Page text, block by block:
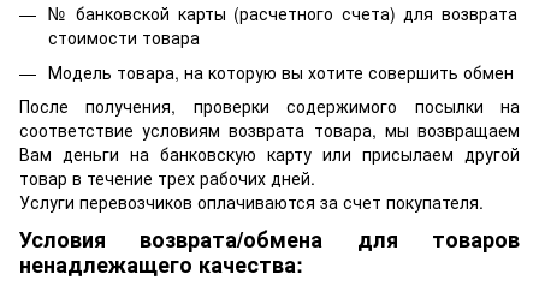
№ банковской карты (расчетного счета) для возврата
стоимости товара
Модель товара, на которую вы хотите совершить обмен
После получения, проверки содержимого посылки на
соответствие условиям возврата товара, мы возвращаем
Вам деньги на банковскую карту или присылаем другой
товар в течение трех рабочих дней.
Услуги перевозчиков оплачиваются за счет покупателя.
Условия возврата/обмена для товаров
ненадлежащего качества: